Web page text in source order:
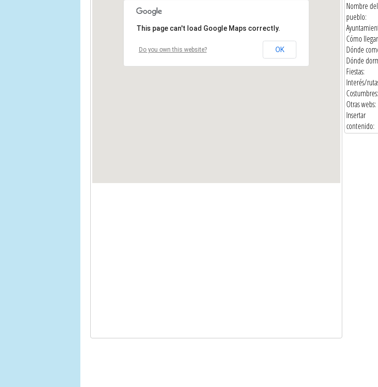
This page can't load Google Maps correctly.
Do you own this website? OK
Nombre del
pueblo:
Cómo
Dónde
Dónde
Fiestas:
Interés/
Costumbres:
Otras webs:
Insertar
contenido: